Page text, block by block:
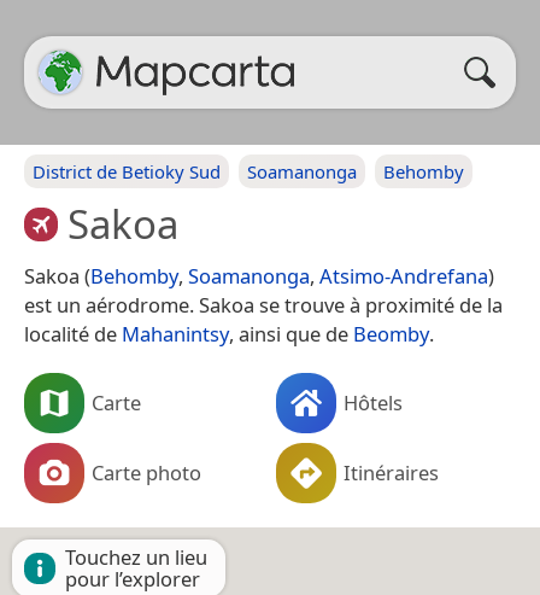
District de Betioky Sud Soamanonga Behomby
Sakoa
Sakoa (Behomby, Soamanonga, Atsimo-Andrefana)
est un aérodrome. Sakoa se trouve à proximité de la
localité de Mahanintsy, ainsi que de Beomby.
Carte Hôtels
Carte photo Itinéraires
Touchez un lieu
pour l’explorer